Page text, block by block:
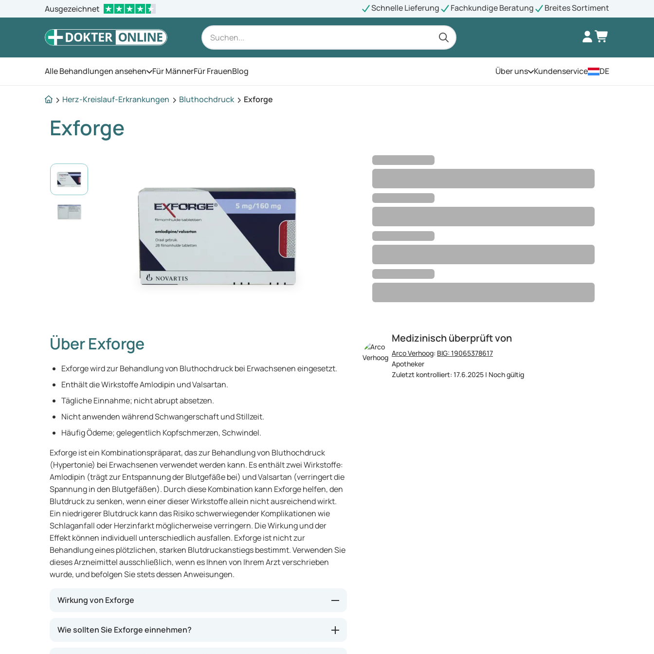
Ausgezeichnet Schnelle Lieferung Fachkundige Beratung Breites Sortiment
Alle Behandlungen ansehen Öffnen Sie das Menü
Für MännerFür FrauenBlog Über unsÖffnen Sie das Menü
Kundenservice DE
Herz-Kreislauf-Erkrankungen Bluthochdruck Exforge
Exforge
Medizinisch überprüft von
Arco Verhoog: BIG: 19065378617
Apotheker
Zuletzt kontrolliert: 17.6.2025 | Noch gültig
Über Exforge
Exforge wird zur Behandlung von Bluthochdruck bei Erwachsenen eingesetzt.
Enthält die Wirkstoffe Amlodipin und Valsartan.
Tägliche Einnahme; nicht abrupt absetzen.
Nicht anwenden während Schwangerschaft und Stillzeit.
Häufig Ödeme; gelegentlich Kopfschmerzen, Schwindel.
Exforge ist ein Kombinationspräparat, das zur Behandlung von Bluthochdruck
(Hypertonie) bei Erwachsenen verwendet werden kann. Es enthält zwei Wirkstoffe:
Amlodipin (trägt zur Entspannung der Blutgefäße bei) und Valsartan (verringert die
Spannung in den Blutgefäßen). Durch diese Kombination kann Exforge helfen, den
Blutdruck zu senken, wenn einer dieser Wirkstoffe allein nicht ausreichend wirkt.
Ein niedrigerer Blutdruck kann das Risiko schwerwiegender Komplikationen wie
Schlaganfall oder Herzinfarkt möglicherweise verringern. Die Wirkung und der
Effekt können individuell unterschiedlich ausfallen. Exforge ist nicht zur
Behandlung eines plötzlichen, starken Blutdruckanstiegs bestimmt. Verwenden Sie
dieses Arzneimittel ausschließlich, wenn es Ihnen von Ihrem Arzt verschrieben
wurde, und befolgen Sie stets dessen Anweisungen.
Wirkung von Exforge
Amlodipin sorgt für eine Entspannung der Blutgefäße, während Valsartan die
Wie sollten Sie Exforge einnehmen?